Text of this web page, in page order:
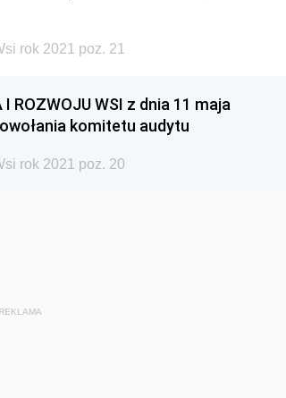
rok 2021 poz. 21
ROZWOJU WSI z dnia 11 maja
komitetu audytu
rok 2021 poz. 20
REKLAMA